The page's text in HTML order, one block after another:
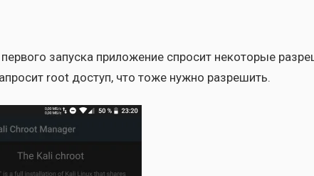
запус­ка при­ло­же­ние спро­сит неко­то­рые
root доступ, что тоже нуж­но раз­ре­шить.